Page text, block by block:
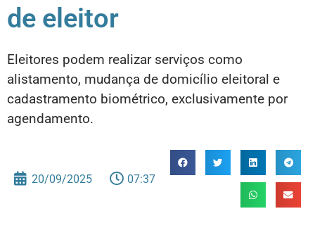
de eleitor
Eleitores podem realizar serviços como
alistamento, mudança de domicílio eleitoral e
cadastramento biométrico, exclusivamente por
agendamento.
20/09/2025 07:37